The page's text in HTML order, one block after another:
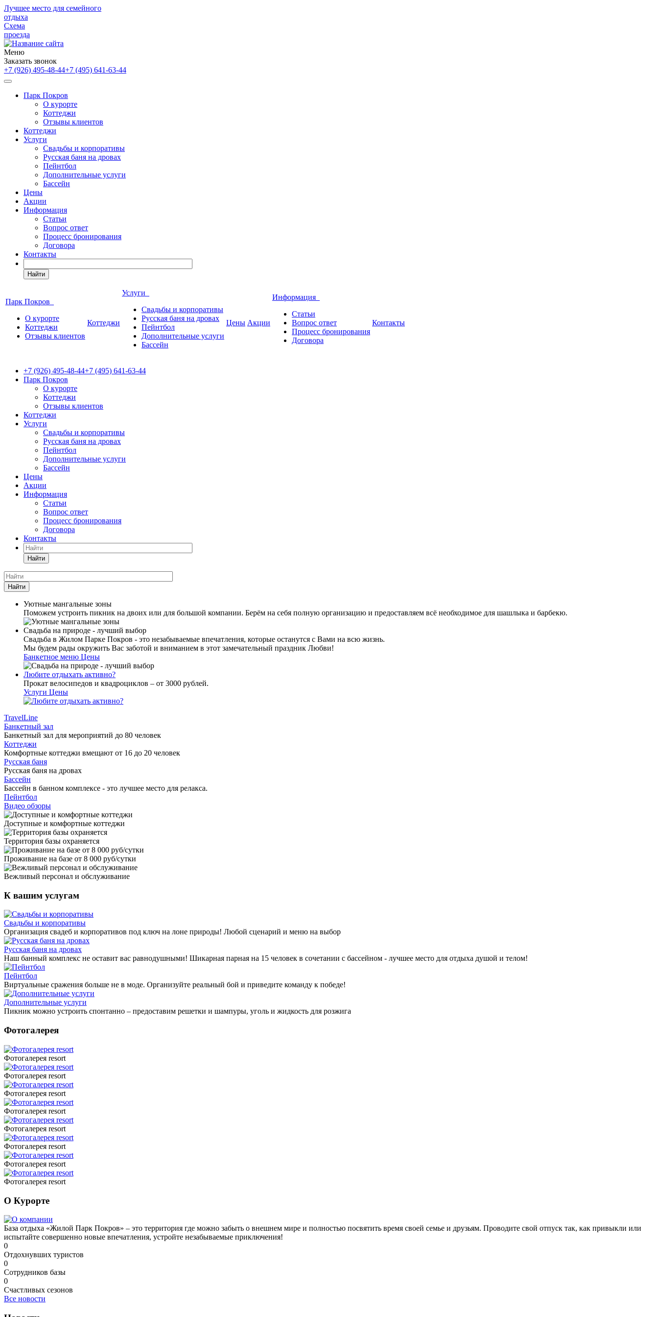
Лучшее место для семейного
отдыха
Схема
проезда
Меню
Заказать звонок
+7 (926) 495-48-44+7 (495) 641-63-44
Парк Покров
О курорте
Коттеджи
Отзывы клиентов
Коттеджи
Услуги
Свадьбы и корпоративы
Русская баня на дровах
Пейнтбол
Дополнительные услуги
Бассейн
Цены
Акции
Информация
Статьи
Вопрос ответ
Процесс бронирования
Договора
Контакты
Найти
Парк Покров
О курорте
Коттеджи
Отзывы клиентов
Коттеджи
Услуги
Свадьбы и корпоративы
Русская баня на дровах
Пейнтбол
Дополнительные услуги
Бассейн
Цены Акции
Информация
Статьи
Вопрос ответ
Процесс бронирования
Договора
Контакты
+7 (926) 495-48-44+7 (495) 641-63-44
Парк Покров
О курорте
Коттеджи
Отзывы клиентов
Коттеджи
Услуги
Свадьбы и корпоративы
Русская баня на дровах
Пейнтбол
Дополнительные услуги
Бассейн
Цены
Акции
Информация
Статьи
Вопрос ответ
Процесс бронирования
Договора
Контакты
Найти
Найти
Уютные мангальные зоны
Поможем устроить пикник на двоих или для большой компании. Берём на себя полную организацию и предоставляем всё необходимое для шашлыка и барбекю.
Свадьба на природе - лучший выбор
Свадьба в Жилом Парке Покров - это незабываемые впечатления, которые останутся с Вами на всю жизнь.
Мы будем рады окружить Вас заботой и вниманием в этот замечательный праздник Любви!
Банкетное меню Цены
Любите отдыхать активно?
Прокат велосипедов и квадроциклов – от 3000 рублей.
Услуги Цены
TravelLine
Банкетный зал
Банкетный зал для мероприятий до 80 человек
Коттеджи
Комфортные коттеджи вмещают от 16 до 20 человек
Русская баня
Русская баня на дровах
Бассейн
Бассейн в банном комплексе - это лучшее место для релакса.
Пейнтбол
Видео обзоры
Доступные и комфортные коттеджи
Территория базы охраняется
Проживание на базе от 8 000 руб/сутки
Вежливый персонал и обслуживание
К вашим услугам
Свадьбы и корпоративы
Организация свадеб и корпоративов под ключ на лоне природы! Любой сценарий и меню на выбор
Русская баня на дровах
Наш банный комплекс не оставит вас равнодушными! Шикарная парная на 15 человек в сочетании с бассейном - лучшее место для отдыха душой и телом!
Пейнтбол
Виртуальные сражения больше не в моде. Организуйте реальный бой и приведите команду к победе!
Дополнительные услуги
Пикник можно устроить спонтанно – предоставим решетки и шампуры, уголь и жидкость для розжига
Фотогалерея
Фотогалерея resort
Фотогалерея resort
Фотогалерея resort
Фотогалерея resort
Фотогалерея resort
Фотогалерея resort
Фотогалерея resort
Фотогалерея resort
О Курорте
База отдыха «Жилой Парк Покров» – это территория где можно забыть о внешнем мире и полностью посвятить время своей семье и друзьям. Проводите свой отпуск так, как привыкли или
испытайте совершенно новые впечатления, устройте незабываемые приключения!
0
Отдохнувших туристов
0
Сотрудников базы
0
Счастливых сезонов
Все новости